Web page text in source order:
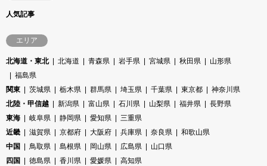
人気記事
エリア
北海道・東北 北海道 青森県 岩手県 宮城県 秋田県
山形県
福島県
関東
茨城県 栃木県 群馬県 埼玉県 千葉県 東京都
神奈川県
北陸・甲信越
新潟県 富山県 石川県 山梨県 福井県
長野県
東海
岐阜県 静岡県 愛知県
三重県
近畿
滋賀県 京都府 大阪府 兵庫県 奈良県
和歌山県
中国
鳥取県 島根県 岡山県 広島県
山口県
四国
徳島県 香川県 愛媛県 高知県